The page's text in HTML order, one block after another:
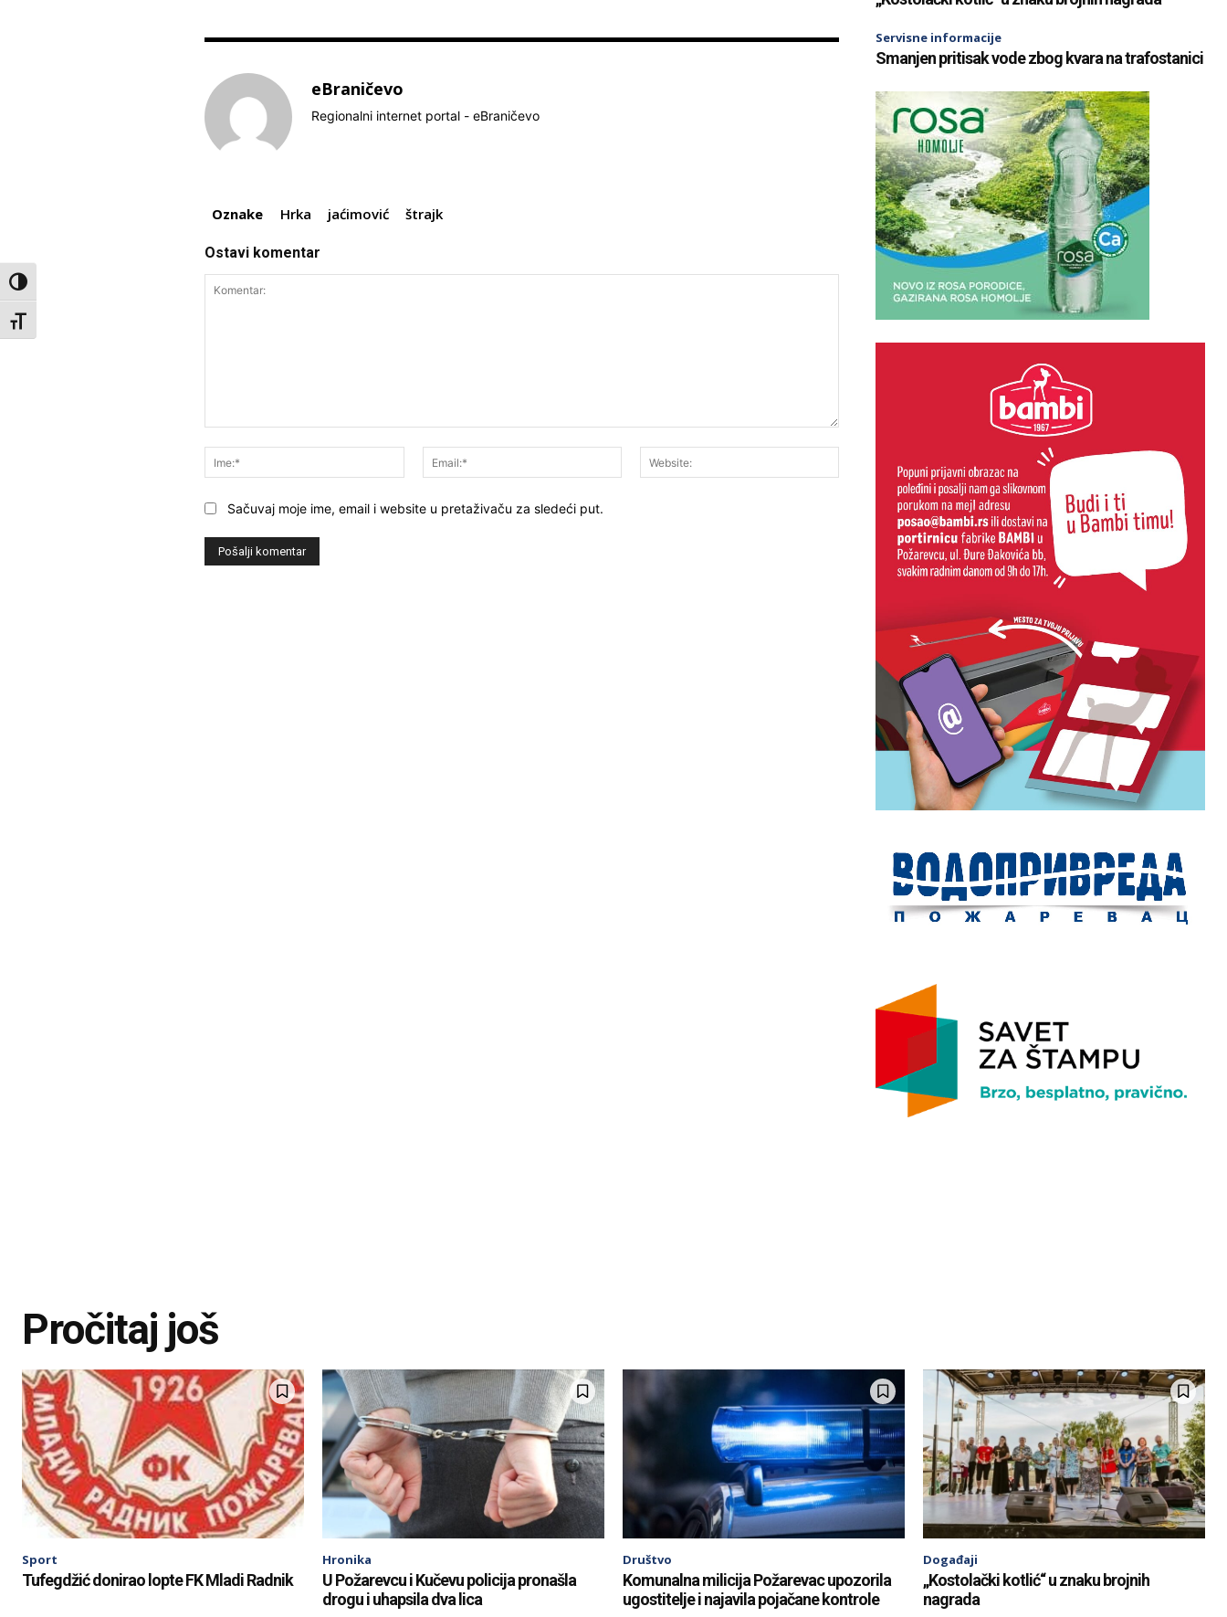
Toggle High Contrast
Toggle Font size
eBraničevo
Regionalni internet portal - eBraničevo
Oznake Hrka jaćimović štrajk
Ostavi komentar
Ime:*
Email:*
Sačuvaj moje ime, email i website u pretaživaču za sledeći put.
Servisne informacije
Smanjen pritisak vode zbog kvara na trafostanici
Pročitaj još
Sport
Tufegdžić donirao lopte FK Mladi Radnik
Hronika
U Požarevcu i Kučevu policija pronašla
drogu i uhapsila dva lica
Društvo
Komunalna milicija Požarevac upozorila
ugostitelje i najavila pojačane kontrole
Događaji
„Kostolački kotlić“ u znaku brojnih
nagrada